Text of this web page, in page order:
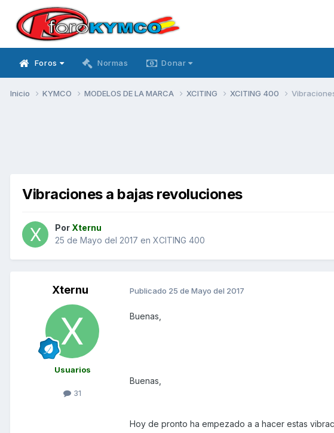
Foros Normas Donar
Inicio KYMCO MODELOS DE LA MARCA XCITING XCITING 400
Vibraciones a bajas revoluciones
Por Xternu
25 de Mayo del 2017 en XCITING 400
Xternu
Usuarios
31
Publicado 25 de Mayo del 2017
Buenas,
Buenas,
Hoy de pronto ha empezado a a hacer estas